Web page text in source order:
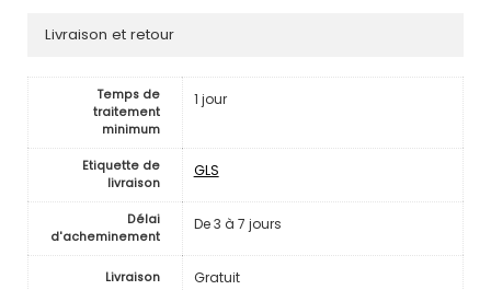
Livraison et retour
Temps de
traitement
minimum
1 jour
Etiquette de
livraison
GLS
Délai
d'acheminement
De 3 à 7 jours
Livraison Gratuit